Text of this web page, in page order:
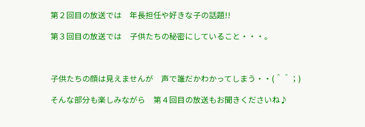
第２回目の放送では 年長担任や好きな子の話題!!
第３回目の放送では 子供たちの秘密にしていること・・・。
子供たちの顔は見えませんが 声で誰だかわかってしまう・・(＾＾；)
そんな部分も楽しみながら 第４回目の放送もお聞きくださいね♪